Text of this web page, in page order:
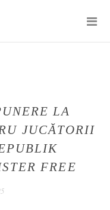
LA
JUCĂTORII
FREE
1